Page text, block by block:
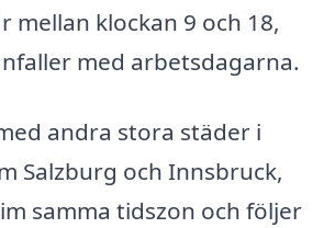
mellan klockan 9 och 18,
med arbetsdagarna.
andra stora städer i
Salzburg och Innsbruck,
samma tidszon och följer